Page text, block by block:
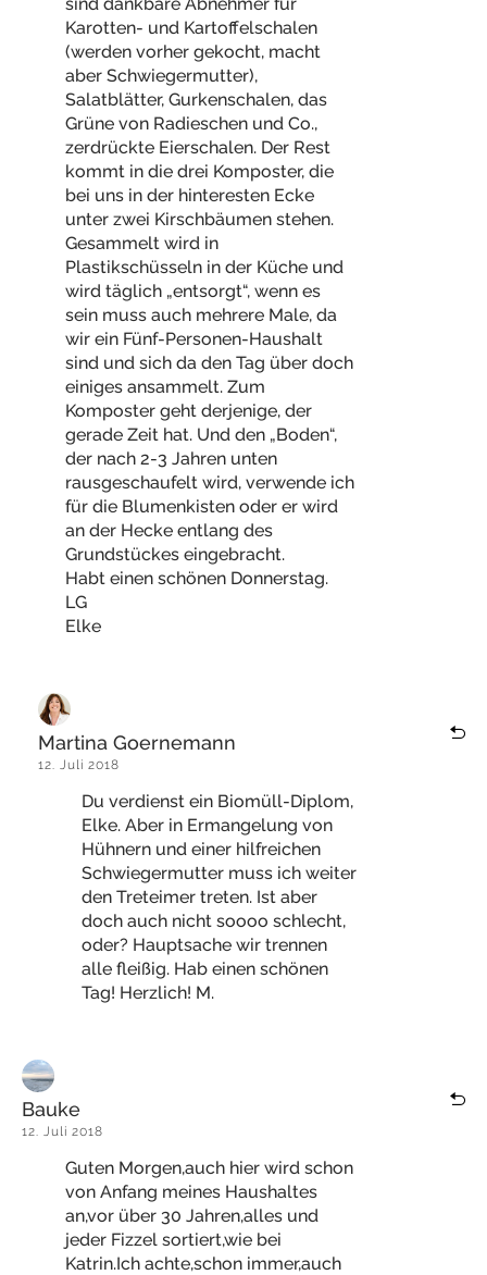
Karotten- und Kartoffelschalen
(werden vorher gekocht, macht
aber Schwiegermutter),
Salatblätter, Gurkenschalen, das
Grüne von Radieschen und Co.,
zerdrückte Eierschalen. Der Rest
kommt in die drei Komposter, die
bei uns in der hinteresten Ecke
unter zwei Kirschbäumen stehen.
Gesammelt wird in
Plastikschüsseln in der Küche und
wird täglich „entsorgt“, wenn es
sein muss auch mehrere Male, da
wir ein Fünf-Personen-Haushalt
sind und sich da den Tag über doch
einiges ansammelt. Zum
Komposter geht derjenige, der
gerade Zeit hat. Und den „Boden“,
der nach 2-3 Jahren unten
rausgeschaufelt wird, verwende ich
für die Blumenkisten oder er wird
an der Hecke entlang des
Grundstückes eingebracht.
Habt einen schönen Donnerstag.
LG
Elke
Martina Goernemann
12. Juli 2018
Du verdienst ein Biomüll-Diplom,
Elke. Aber in Ermangelung von
Hühnern und einer hilfreichen
Schwiegermutter muss ich weiter
den Treteimer treten. Ist aber
doch auch nicht soooo schlecht,
oder? Hauptsache wir trennen
alle fleißig. Hab einen schönen
Tag! Herzlich! M.
Bauke
12. Juli 2018
Guten Morgen,auch hier wird schon
von Anfang meines Haushaltes
an,vor über 30 Jahren,alles und
jeder Fizzel sortiert,wie bei
Katrin.Ich achte,schon immer,auch